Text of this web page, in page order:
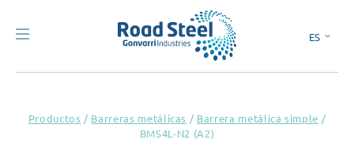
ES
Productos / Barreras metálicas / Barrera metálica simple /
BMS4L-N2 (A2)